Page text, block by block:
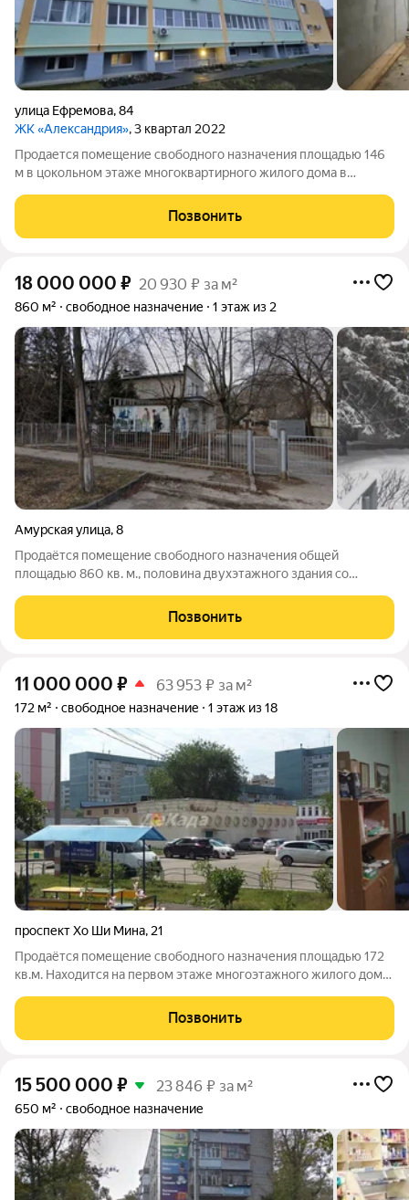
улица Ефремова,84
ЖК «Александрия», 3 квартал 2022
Продается помещение свободного назначения площадью 146
м в цокольном этаже многоквартирного жилого дома в
Ефремова, д.84. Помещение отлично подойдет для старта
вашего бизнеса или расширения уже
Позвонить
18 000 000 ₽ 20 930 ₽ за м²
860 м² свободное назначение 1 этаж из 2
Амурская улица,8
Продаётся помещение свободного назначения общей
площадью 860 кв. м., половина двухэтажного здания со
Огороженная тeрpитopия, парковка на 20
Позвонить
11 000 000 ₽ 63 953 ₽ за м²
172 м² свободное назначение 1 этаж из 18
проспект Хо Ши Мина, 21
Продаётся помещение свободного назначения площадью 172
кв.м. Находится на первом этаже многоэтажного жилого дома.
горячая вода, 220/380v. Здание расположено на первой линии
автодороги, в жилом
Позвонить
15 500 000 ₽ 23 846 ₽ за м²
650 м² свободное назначение